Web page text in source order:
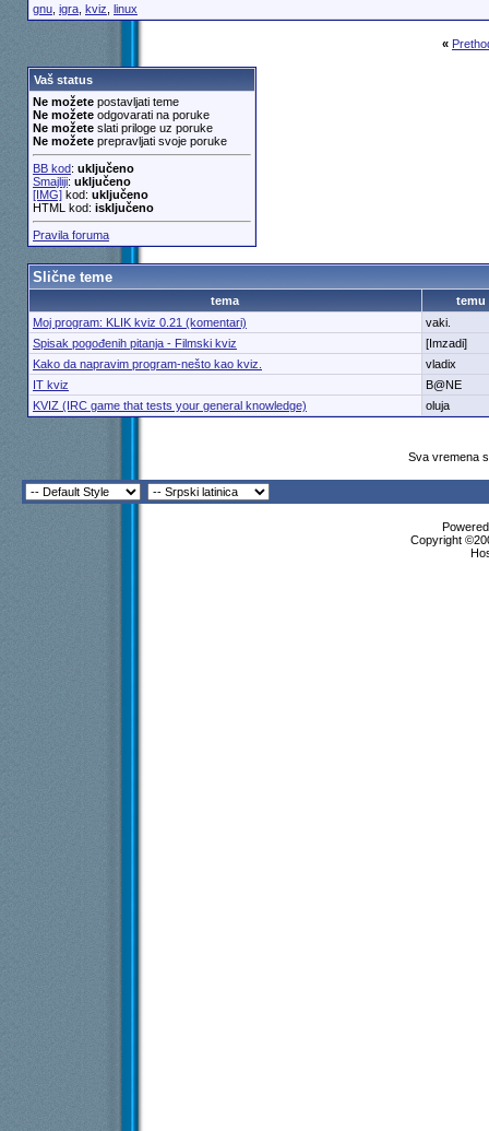
gnu, igra, kviz linux
«
Vaš status
Ne možetepostavljati teme
Ne možeteodgovarati na poruke
Ne možeteslati priloge uz poruke
Ne možeteprepravljati svoje poruke
BB kod: uključeno
Smajliji: uključeno
[IMG]kod: uključeno
HTML kod: isključeno
Pravila foruma
Slične teme
tema
temu
Moj program: KLIK kviz 0.21 (komentari)
vaki.
Spisak pogođenih pitanja - Filmski kviz
[Imzadi]
Kako da napravim program-nešto kao kviz.
vladix
IT kviz
B@NE
KVIZ (IRC game that tests your general knowledge)
oluja
Sva vremena
Copyright